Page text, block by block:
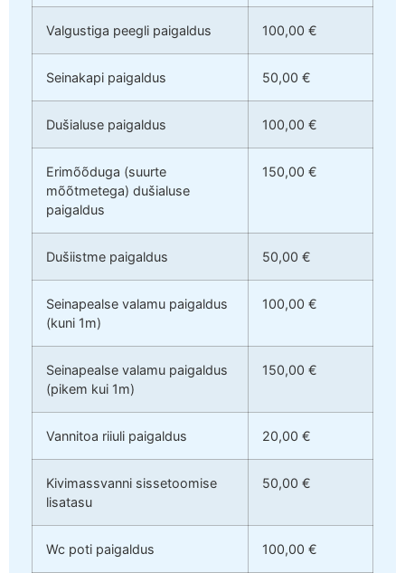
Valgustiga peegli paigaldus 100,00 €
Seinakapi paigaldus 50,00 €
Dušialuse paigaldus 100,00 €
Erimõõduga (suurte
mõõtmetega) dušialuse
paigaldus
150,00 €
Dušiistme paigaldus 50,00 €
Seinapealse valamu paigaldus
(kuni 1m)
100,00 €
Seinapealse valamu paigaldus
(pikem kui 1m)
150,00 €
Vannitoa riiuli paigaldus 20,00 €
Kivimassvanni sissetoomise
lisatasu
50,00 €
Wc poti paigaldus 100,00 €